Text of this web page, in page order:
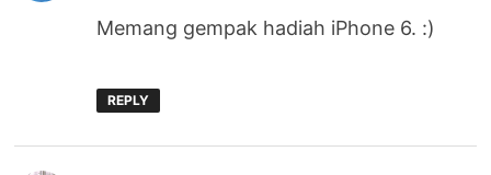
Memang gempak hadiah iPhone 6. :)
REPLY